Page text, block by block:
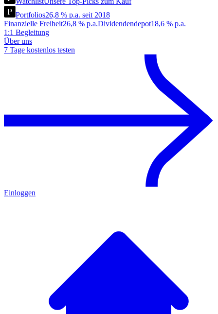
Portfolios26,8 % p.a. seit 2018
Finanzielle Freiheit26,8 % p.a.Dividendendepot18,6 % p.a.
1:1 Begleitung
Über uns
7 Tage kostenlos testen
Einloggen